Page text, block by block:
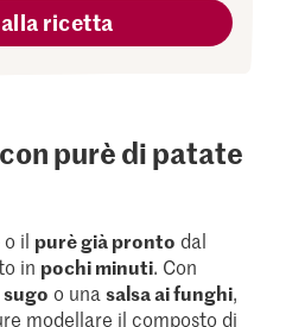
ricetta
purè di patate
o il purè già pronto dal
in pochi minuti. Con
sugo o unasalsa ai funghi,
modellare il composto di